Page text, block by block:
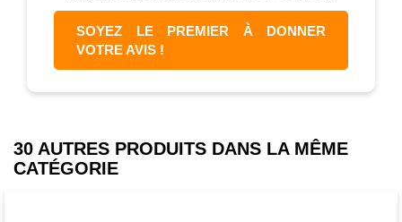
SOYEZ LE PREMIER À DONNER
VOTRE AVIS !
30 AUTRES PRODUITS DANS LA MÊME
CATÉGORIE